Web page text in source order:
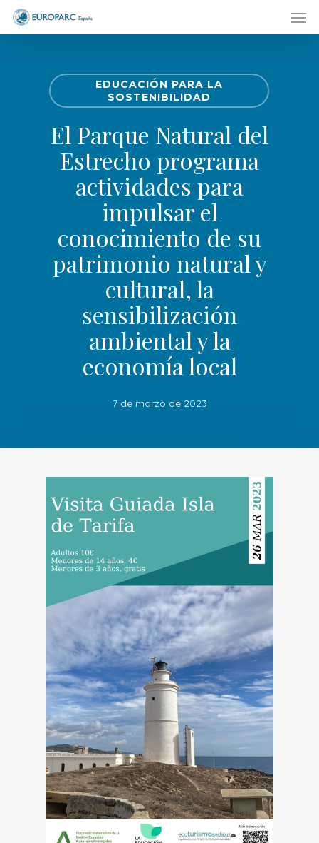
Skip
EDUCACIÓN PARA LA
SOSTENIBILIDAD
El Parque Natural del
Estrecho programa
actividades para
impulsar el
conocimiento de su
patrimonio natural y
cultural, la
sensibilización
ambiental y la
economía local
7 de marzo de 2023